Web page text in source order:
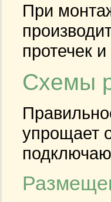
При
протечек
Схемы
упрощает